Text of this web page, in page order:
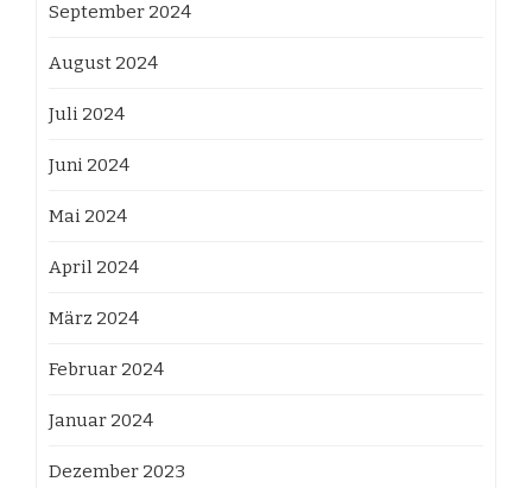
September 2024
August 2024
Juli 2024
Juni 2024
Mai 2024
April 2024
März 2024
Februar 2024
Januar 2024
Dezember 2023